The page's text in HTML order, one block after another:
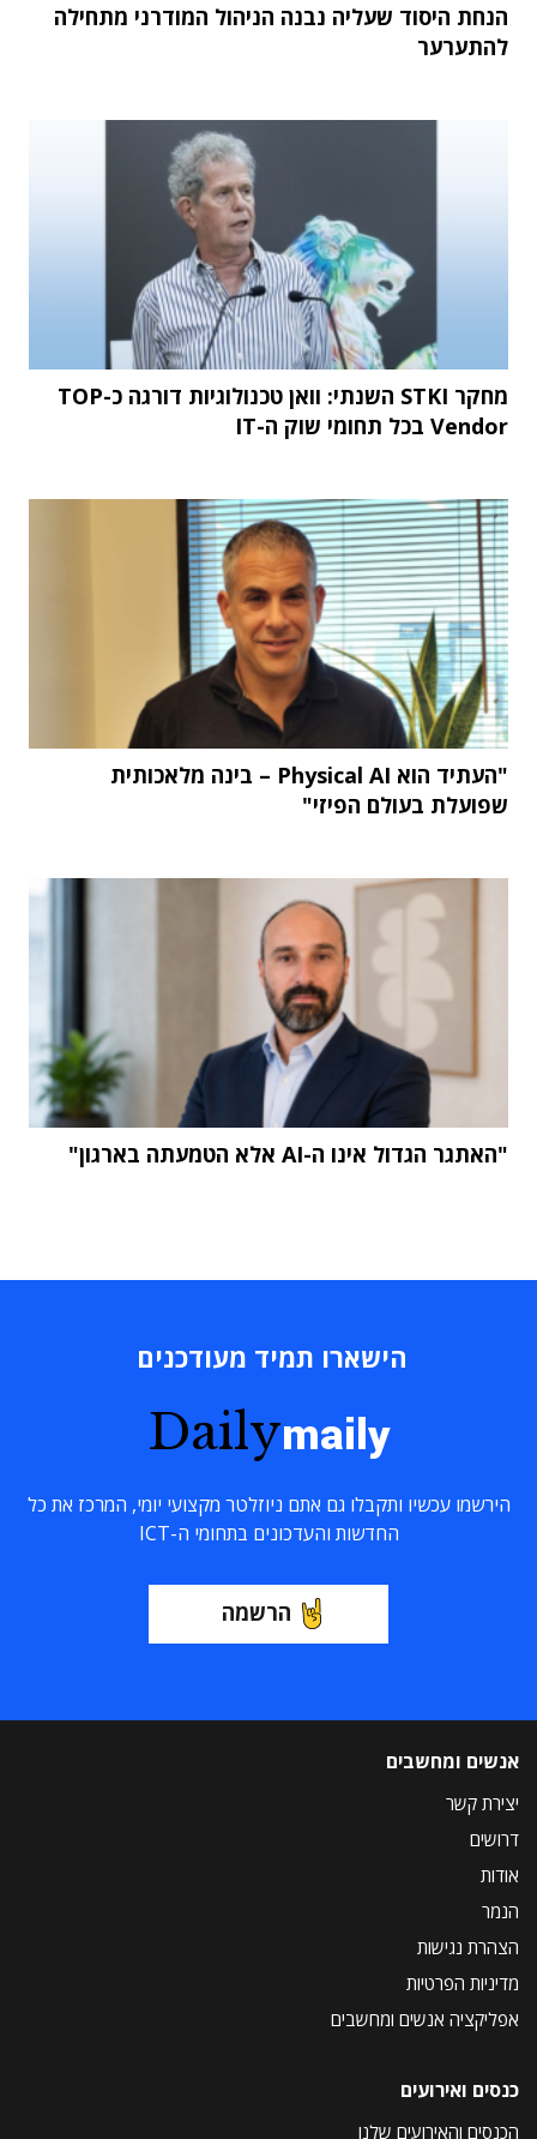
הנחת היסוד שעליה נבנה הניהול המודרני מתחילה
להתערער
מחקר STKI השנתי: וואן טכנולוגיות דורגה כ-TOP
Vendor בכל תחומי שוק ה-IT
"העתיד הוא Physical AI – בינה מלאכותית
שפועלת בעולם הפיזי"
"האתגר הגדול אינו ה-AI אלא הטמעתה בארגון"
הישארו תמיד מעודכנים
Dailymaily
הירשמו עכשיו ותקבלו גם אתם ניוזלטר מקצועי יומי, המרכז את כל
החדשות והעדכונים בתחומי ה-ICT
הרשמה
אנשים ומחשבים
יצירת קשר
דרושים
אודות
הנמר
הצהרת נגישות
מדיניות הפרטיות
אפליקציה אנשים ומחשבים
כנסים ואירועים
הכנסים והאירועים שלנו